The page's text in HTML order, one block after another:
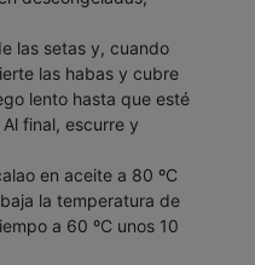
las setas y, cuando
las habas y cubre
lento hasta que esté
final, escurre y
en aceite a 80 ºC
la temperatura de
a 60 ºC unos 10